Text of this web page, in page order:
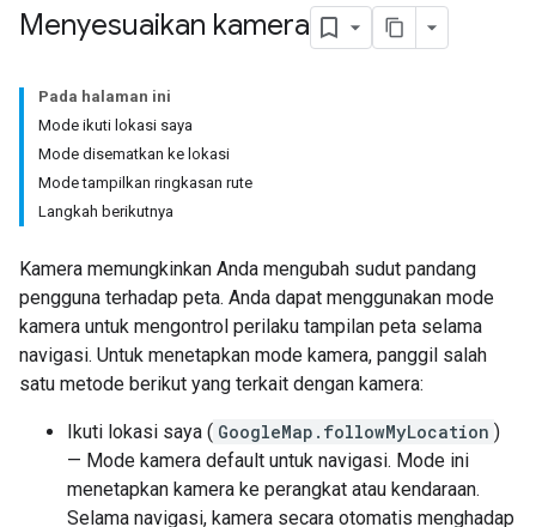
Menyesuaikan kamera
Pada halaman ini
Mode ikuti lokasi saya
Mode disematkan ke lokasi
Mode tampilkan ringkasan rute
Langkah berikutnya
Kamera memungkinkan Anda mengubah sudut pandang
pengguna terhadap peta. Anda dapat menggunakan mode
kamera untuk mengontrol perilaku tampilan peta selama
navigasi. Untuk menetapkan mode kamera, panggil salah
satu metode berikut yang terkait dengan kamera:
Ikuti lokasi saya ( GoogleMap.followMyLocation )
— Mode kamera default untuk navigasi. Mode ini
menetapkan kamera ke perangkat atau kendaraan.
Selama navigasi, kamera secara otomatis menghadap